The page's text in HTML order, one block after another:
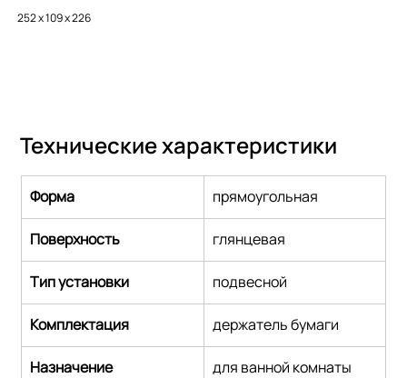
252 x 109 x 226
Технические характеристики
Форма прямоугольная
Поверхность глянцевая
Тип установки подвесной
Комплектация держатель бумаги
Назначение для ванной комнаты